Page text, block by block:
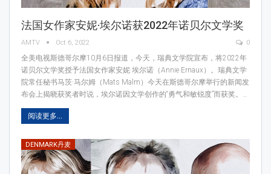
法国女作家安妮·埃尔诺获2022年诺贝尔文学奖
AMTV Oct 6, 2022 0
全美电视斯德哥尔摩10月6日报道，今天，瑞典文学院宣布，将2022年
诺贝尔文学奖授予法国女作家安妮·埃尔诺（Annie Ernaux）。瑞典文学
院常任秘书马茨·马尔姆（Mats Malm）今天在斯德哥尔摩举行的新闻发
布会上揭晓获奖者时说，埃尔诺因文学创作的“勇气和敏锐度”而获奖。…
阅读更多...
DENMARK丹麦